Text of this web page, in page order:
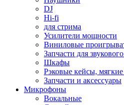
DJ
Hi-fi
для стрима
Усилители мощности
Виниловые
Запчасти для
Шкафы
Рэковые кейсы,
Запчасти и аксессуары
Микрофоны
Вокальные